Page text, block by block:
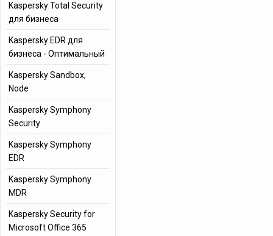
Kaspersky Total Security
для бизнеса
Kaspersky EDR для
бизнеса - Оптимальный
Kaspersky Sandbox,
Node
Kaspersky Symphony
Security
Kaspersky Symphony
EDR
Kaspersky Symphony
MDR
Kaspersky Security for
Microsoft Office 365